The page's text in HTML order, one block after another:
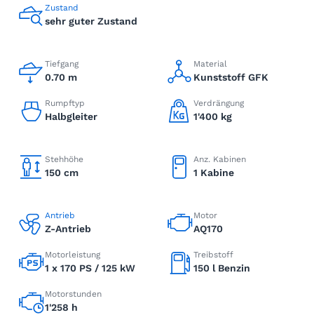
Zustand
sehr guter Zustand
Tiefgang
0.70 m
Material
Kunststoff GFK
Rumpftyp
Halbgleiter
Verdrängung
1'400 kg
Stehhöhe
150 cm
Anz. Kabinen
1 Kabine
Antrieb
Z-Antrieb
Motor
AQ170
Motorleistung
1 x 170 PS / 125 kW
Treibstoff
150 l Benzin
Motorstunden
1'258 h